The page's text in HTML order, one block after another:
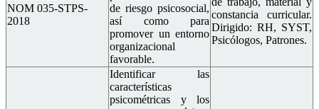
NOM 035-STPS-
2018
de riesgo psicosocial,
así como para
promover un entorno
organizacional
favorable.
constancia curricular.
Dirigido: RH, SYST,
Psicólogos, Patrones.
Identificar las
características
psicométricas y los